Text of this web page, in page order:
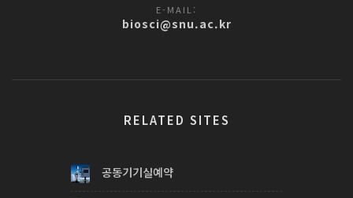
E-MAIL:
biosci@snu.ac.kr
RELATED SITES
공동기기실예약